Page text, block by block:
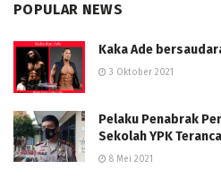
POPULAR NEWS
Kaka Ade
3 Oktober 2021
Pelaku Penabrak
Sekolah YPK
8 Mei 2021